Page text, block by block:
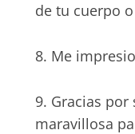
de tu cuerpo
8. Me
9. Gracias
maravillosa